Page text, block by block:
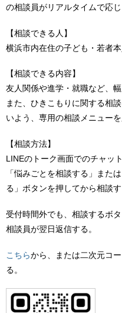
の相談員がリアルタイムで応じ
【相談できる人】
横浜市内在住の子ども・若者
【相談できる内容】
友人関係や進学・就職など、
また、ひきこもりに関する相
いよう、専用の相談メニューを
【相談方法】
LINEのトーク画面でのチャッ
「悩みごとを相談する」また
る」ボタンを押してから相談す
受付時間外でも、相談するボ
相談員が翌日返信する。
こちらから、または二次元コ
る。